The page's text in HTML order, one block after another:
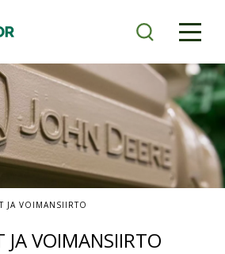
JA VOIMANSIIRTO
VOIMANSIIRTO